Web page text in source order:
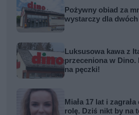
Pożywny obiad za
wystarczy dla
Luksusowa kawa z
przeceniona w
na pęczki!
Miała 17 lat i
rolę. Dziś nikt by na